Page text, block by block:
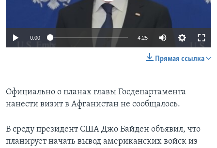
0:00 4:25
Прямая ссылка
Официально о планах главы Госдепартамента
нанести визит в Афганистан не сообщалось.
В среду президент США Джо Байден объявил, что
планирует начать вывод американских войск из